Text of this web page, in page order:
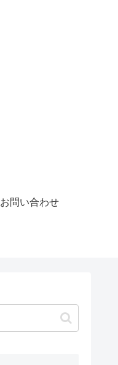
お問い合わせ